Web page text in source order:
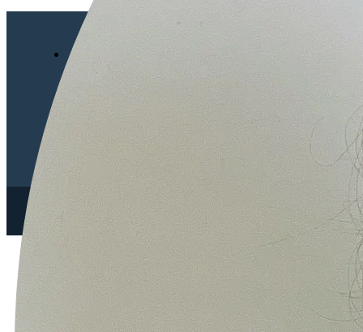
我想瞭解
我是夥伴
Copyright© 2026 鼎新數智股份有限公司 DATA SYSTEMS CO., LTD.
All rights reserved.